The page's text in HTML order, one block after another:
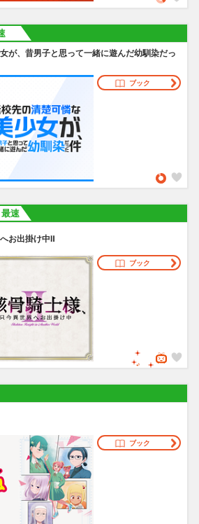
が、昔男子と思って一緒に遊んだ幼馴染だっ
ブック
速
お出掛け中Ⅱ
ブック
ブック